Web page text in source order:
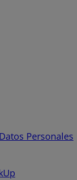
Personales